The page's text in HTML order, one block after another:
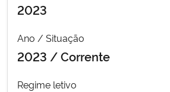
Ministério de Minas e Energia
Ministério da Ciência, Tecnologia, Inovações e
2023
Ano / Situação
2023 / Corrente
Regime letivo